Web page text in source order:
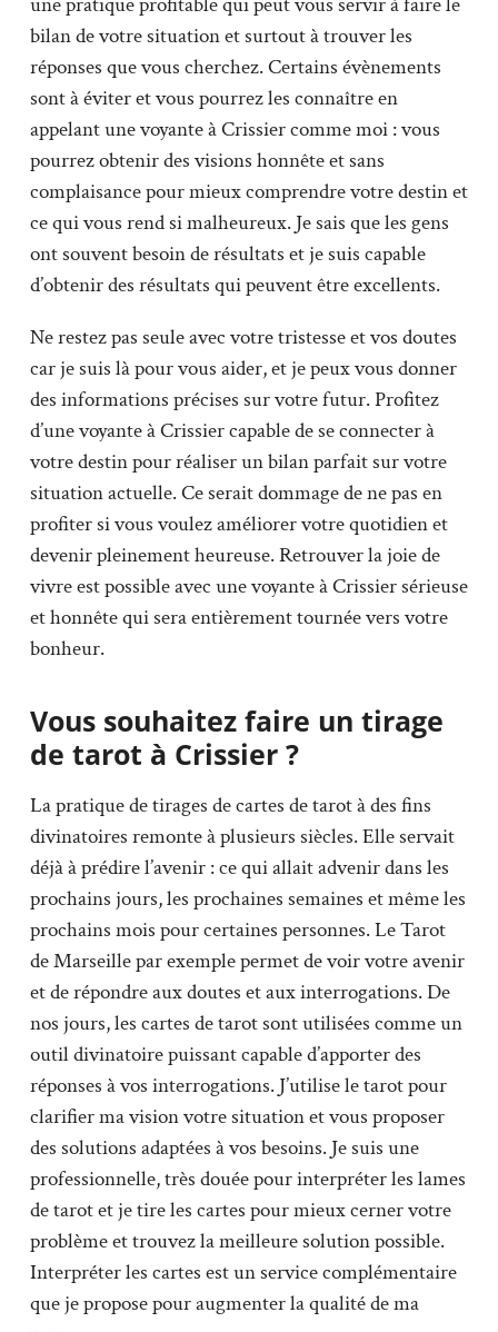
bilan de votre situation et surtout à trouver les
réponses que vous cherchez. Certains évènements
sont à éviter et vous pourrez les connaître en
appelant une voyante à Crissier comme moi : vous
pourrez obtenir des visions honnête et sans
complaisance pour mieux comprendre votre destin et
ce qui vous rend si malheureux. Je sais que les gens
ont souvent besoin de résultats et je suis capable
d’obtenir des résultats qui peuvent être excellents.
Ne restez pas seule avec votre tristesse et vos doutes
car je suis là pour vous aider, et je peux vous donner
des informations précises sur votre futur. Profitez
d’une voyante à Crissier capable de se connecter à
votre destin pour réaliser un bilan parfait sur votre
situation actuelle. Ce serait dommage de ne pas en
profiter si vous voulez améliorer votre quotidien et
devenir pleinement heureuse. Retrouver la joie de
vivre est possible avec une voyante à Crissier sérieuse
et honnête qui sera entièrement tournée vers votre
bonheur.
Vous souhaitez faire un tirage
de tarot à Crissier ?
La pratique de tirages de cartes de tarot à des fins
divinatoires remonte à plusieurs siècles. Elle servait
déjà à prédire l’avenir : ce qui allait advenir dans les
prochains jours, les prochaines semaines et même les
prochains mois pour certaines personnes. Le Tarot
de Marseille par exemple permet de voir votre avenir
et de répondre aux doutes et aux interrogations. De
nos jours, les cartes de tarot sont utilisées comme un
outil divinatoire puissant capable d’apporter des
réponses à vos interrogations. J’utilise le tarot pour
clarifier ma vision votre situation et vous proposer
des solutions adaptées à vos besoins. Je suis une
professionnelle, très douée pour interpréter les lames
de tarot et je tire les cartes pour mieux cerner votre
problème et trouvez la meilleure solution possible.
Interpréter les cartes est un service complémentaire
que je propose pour augmenter la qualité de ma